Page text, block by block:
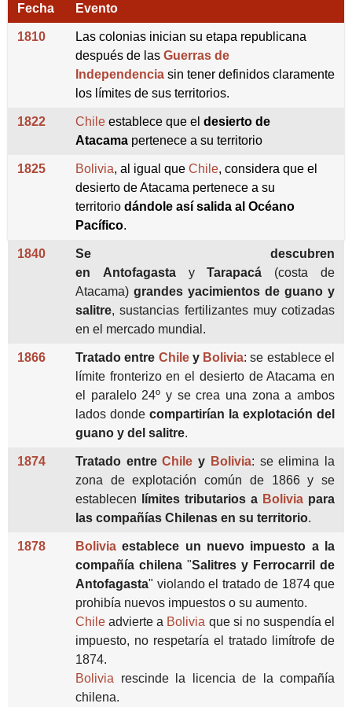
Fecha Evento
1810
Las colonias inician su etapa republicana
después de las Guerras de
Independencia sin tener definidos claramente
los límites de sus territorios.
1822 Chile establece que el desierto de
Atacama pertenece a su territorio
1825 Bolivia, al igual que Chile, considera que el
desierto de Atacama pertenece a su
territorio dándole así salida al Océano
Pacífico.
1840
Se descubren
en
Antofagasta yTarapacá (costa de
Atacama) grandes yacimientos de guano y
salitre, sustancias fertilizantes muy cotizadas
en el mercado mundial.
1866 Tratado entre Chiley Bolivia: se establece el
límite fronterizo en el desierto de Atacama en
el paralelo 24º y se crea una zona a ambos
lados donde compartirían la explotación del
guano y del salitre.
1874 Tratado entreChile y Bolivia: se elimina la
zona de explotación común de 1866 y se
establecen límites tributarios a Bolivia para
las compañías Chilenas en su territorio.
1878 Bolivia establece un nuevo impuesto a la
compañía chilena "Salitres y Ferrocarril de
Antofagasta" violando el tratado de 1874 que
prohibía nuevos impuestos o su aumento.
Chile advierte a Bolivia que si no suspendía el
impuesto, no respetaría el tratado limítrofe de
1874.
Bolivia rescinde la licencia de la compañía
chilena.